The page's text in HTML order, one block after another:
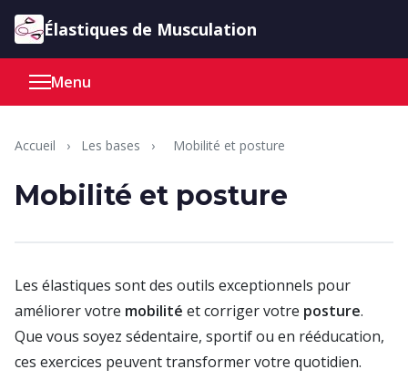
Aller au contenu
Élastiques de Musculation
Menu
Accueil › Les bases › Mobilité et posture
Mobilité et posture
Les élastiques sont des outils exceptionnels pour
améliorer votre mobilité et corriger votre posture.
Que vous soyez sédentaire, sportif ou en rééducation,
ces exercices peuvent transformer votre quotidien.